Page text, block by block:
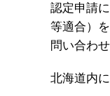
認定申請
等適合）
問い合わ
北海道内